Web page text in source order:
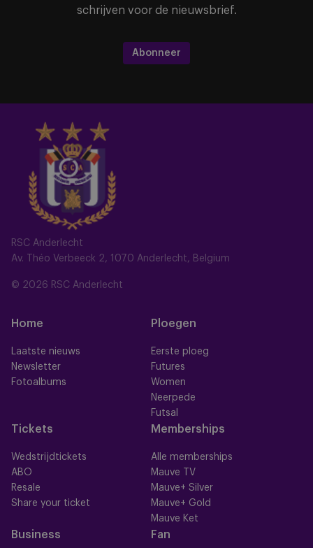
RSC Anderlecht
Av. Théo Verbeeck 2, 1070 Anderlecht, Belgium
© 2026 RSC Anderlecht
Home
Laatste nieuws
Newsletter
Fotoalbums
Ploegen
Eerste ploeg
Futures
Women
Neerpede
Futsal
Tickets
Wedstrijdtickets
ABO
Resale
Share your ticket
Memberships
Alle memberships
Mauve TV
Mauve+ Silver
Mauve+ Gold
Mauve Ket
Business Fan
schrijven voor de nieuwsbrief.
Abonneer